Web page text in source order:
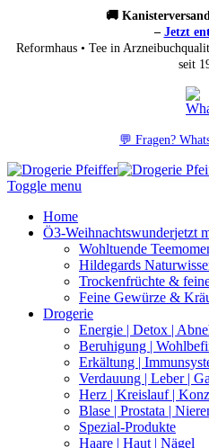
🚚
– Jetzt
Reformhaus • Tee in
seit
💬 Fragen?
Toggle menu
Home
Ö3-Weihnachtswunderjetzt
Wohltuende
Hildegards
Trockenfrüchte &
Feine Gewürze &
Drogerie
Energie | Detox |
Beruhigung |
Erkältung |
Verdauung | Leber |
Herz | Kreislauf |
Blase | Prostata |
Spezial-Produkte
Haare | Haut | Nägel